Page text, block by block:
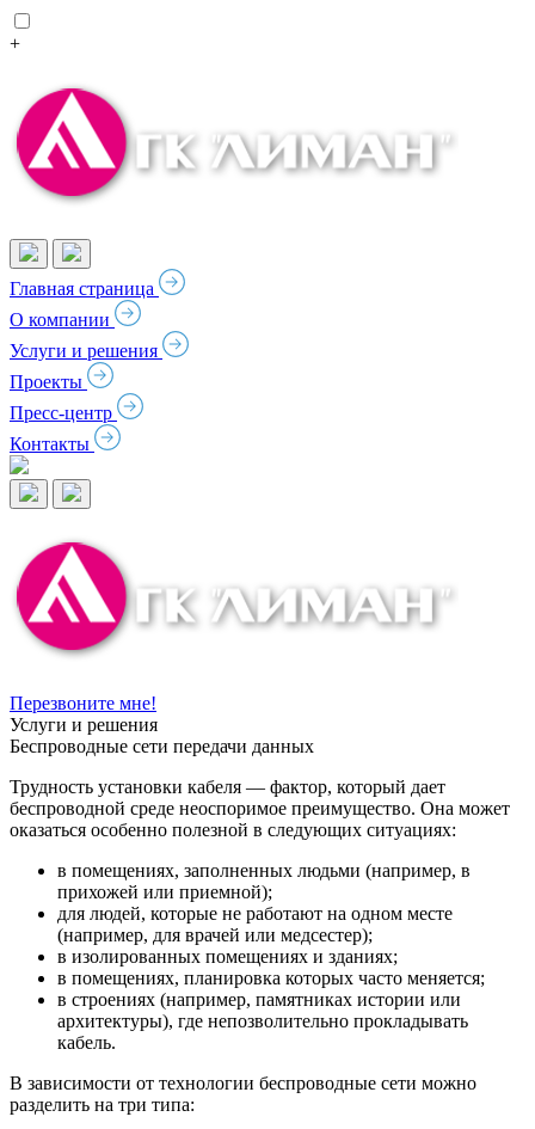
+
Главная страница
О компании
Услуги и решения
Проекты
Пресс-центр
Контакты
Перезвоните мне!
Услуги и решения
Беспроводные сети передачи данных
Трудность установки кабеля — фактор, который дает
беспроводной среде неоспоримое преимущество. Она может
оказаться особенно полезной в следующих ситуациях:
в помещениях, заполненных людьми (например, в
прихожей или приемной);
для людей, которые не работают на одном месте
(например, для врачей или медсестер);
в изолированных помещениях и зданиях;
в помещениях, планировка которых часто меняется;
в строениях (например, памятниках истории или
архитектуры), где непозволительно прокладывать
кабель.
В зависимости от технологии беспроводные сети можно
разделить на три типа: